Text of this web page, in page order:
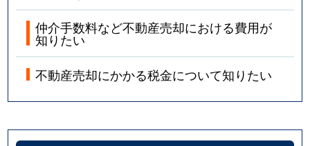
仲介手数料など不動産売却における費用が
知りたい
不動産売却にかかる税金について知りたい